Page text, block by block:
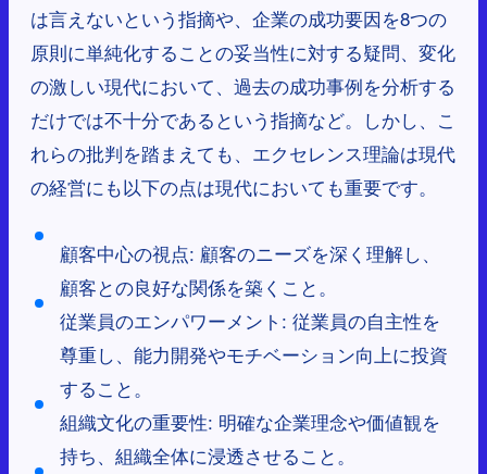
は言えないという指摘や、企業の成功要因を8つの
原則に単純化することの妥当性に対する疑問、変化
の激しい現代において、過去の成功事例を分析する
だけでは不十分であるという指摘など。しかし、こ
れらの批判を踏まえても、エクセレンス理論は現代
の経営にも以下の点は現代においても重要です。
顧客中心の視点: 顧客のニーズを深く理解し、
顧客との良好な関係を築くこと。
従業員のエンパワーメント: 従業員の自主性を
尊重し、能力開発やモチベーション向上に投資
すること。
組織文化の重要性: 明確な企業理念や価値観を
持ち、組織全体に浸透させること。